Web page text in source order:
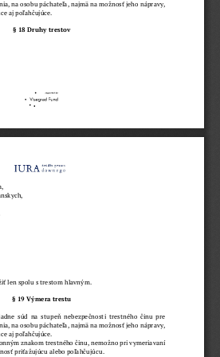
na osobu páchateľa, najmä na možnosť jeho nápravy,
aj poľahčujúce.
§ 18  Druhy trestov
len spolu s trestom hlavným.
§ 19  Výmera trestu
súd na stupeň nebezpečnosti trestného činu pre
na osobu páchateľa, najmä na možnosť jeho nápravy,
aj poľahčujúce.
znakom trestného činu, nemožno pri vymeriavaní
priťažujúcu alebo poľahčujúcu.